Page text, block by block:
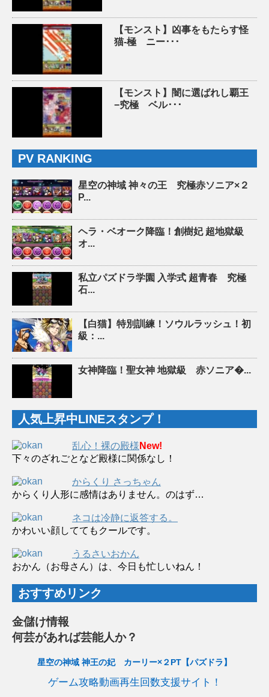
【モンスト】凶事をもたらす怪
猫-極 ニー･･･
【モンスト】闇に選ばれし覇王
−究極 ベル･･･
PV RANKING
星空の神域 神々の王 究極赤ソニア×２
P...
ヘラ・ベオーク降臨！創樹妃 超地獄級
オ...
私立パズドラ学園 入学式 超青春 究極
石...
【白猫】特別訓練！ソウルラッシュ！初
級：...
女神降臨！聖女神 地獄級 赤ソニア�...
人気上昇中LINEスタンプ！
乱心！裸の殿様 New!
下々のざれごとなど殿様に関係なし！
からくり さっちゃん
からくり人形に感情はありません。のはず…
ネコは冷静に返答する。
かわいい顔しててもクールです。
うるさいおかん
おかん（お母さん）は、今日も忙しいねん！
おすすめリンク
金儲け情報
何芸があれば芸能人か？
星空の神域 神王の妃 カーリー×２PT【パズドラ】
ゲーム攻略動画再生回数支援サイト！